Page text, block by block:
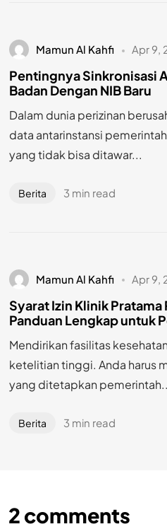
Mamun Al Kahfi Apr 9,
Pentingnya Sinkronisasi
Badan Dengan NIB Baru
Dalam dunia perizinan
data antarinstansi
yang tidak bisa ditawar...
Berita 3 min read
Mamun Al Kahfi Apr 9,
Syarat Izin Klinik Pratama
Panduan Lengkap untuk
Mendirikan fasilitas
ketelitian tinggi. Anda harus
yang ditetapkan
Berita 3 min read
2comments